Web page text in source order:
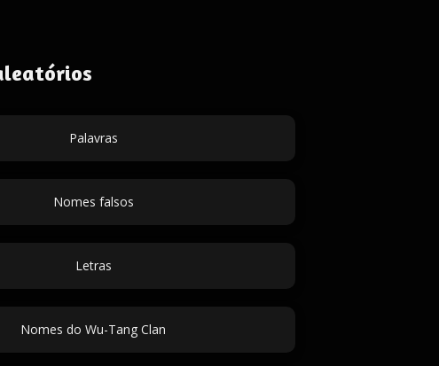
Palavras
Nomes falsos
Letras
Nomes do Wu-Tang Clan